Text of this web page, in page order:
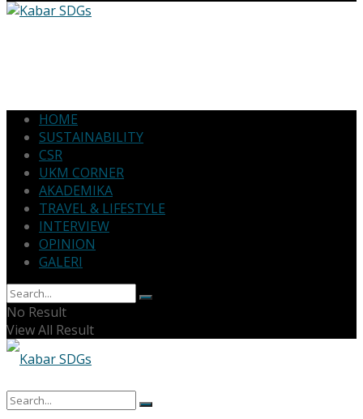
HOME
SUSTAINABILITY
CSR
UKM CORNER
AKADEMIKA
TRAVEL & LIFESTYLE
INTERVIEW
OPINION
GALERI
No Result
View All Result